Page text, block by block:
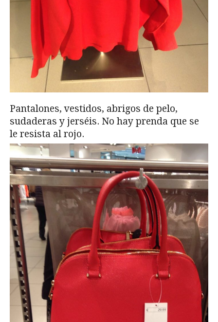
Pantalones, vestidos, abrigos de pelo,
sudaderas y jerséis. No hay prenda que se
le resista al rojo.